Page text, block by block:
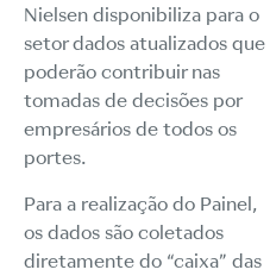
Nielsen disponibiliza para o
setor dados atualizados que
poderão contribuir nas
tomadas de decisões por
empresários de todos os
portes.
Para a realização do Painel,
os dados são coletados
diretamente do “caixa” das